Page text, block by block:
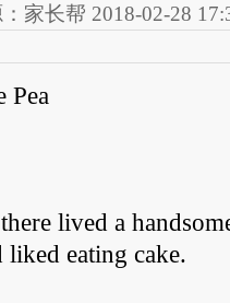
家长帮 2018-02-28
lived a
eating cake.